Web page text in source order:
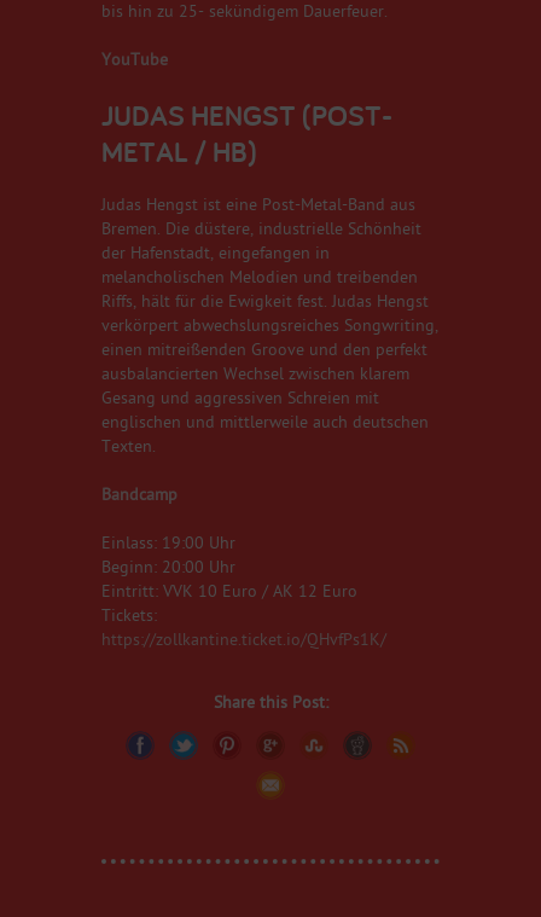
bis hin zu 25- sekündigem Dauerfeuer.
YouTube
JUDAS HENGST (POST-
METAL / HB)
Judas Hengst ist eine Post-Metal-Band aus
Bremen. Die düstere, industrielle Schönheit
der Hafenstadt, eingefangen in
melancholischen Melodien und treibenden
Riffs, hält für die Ewigkeit fest. Judas Hengst
verkörpert abwechslungsreiches Songwriting,
einen mitreißenden Groove und den perfekt
ausbalancierten Wechsel zwischen klarem
Gesang und aggressiven Schreien mit
englischen und mittlerweile auch deutschen
Texten.
Bandcamp
Einlass: 19:00 Uhr
Beginn: 20:00 Uhr
Eintritt: VVK 10 Euro / AK 12 Euro
Tickets:
https://zollkantine.ticket.io/QHvfPs1K/
Share this Post: